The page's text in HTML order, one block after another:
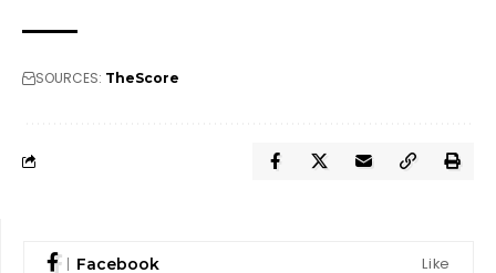
SOURCES: TheScore
Facebook Like